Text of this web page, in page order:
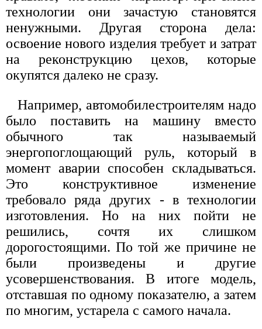
технологии они зачастую становятся
ненужными. Другая сторона дела:
освоение нового изделия требует и затрат
на реконструкцию цехов, которые
окупятся далеко не сразу.
Например, автомобилестроителям надо
было поставить на машину вместо
обычного так называемый
энергопоглощающий руль, который в
момент аварии способен складываться.
Это конструктивное изменение
требовало ряда других - в технологии
изготовления. Но на них пойти не
решились, сочтя их слишком
дорогостоящими. По той же причине не
были произведены и другие
усовершенствования. В итоге модель,
отставшая по одному показателю, а затем
по многим, устарела с самого начала.